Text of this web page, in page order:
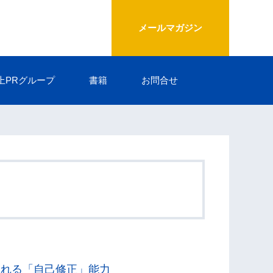
メールマガジン
PRグループ 書籍 お問合せ
る「自己修正」能力